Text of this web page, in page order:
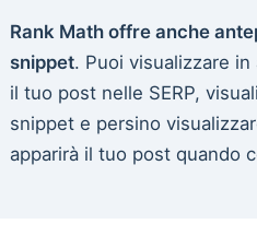
Rank Math offre anche
snippet. Puoi visualizzare
il tuo post nelle SERP,
snippet e persino
apparirà il tuo post quando